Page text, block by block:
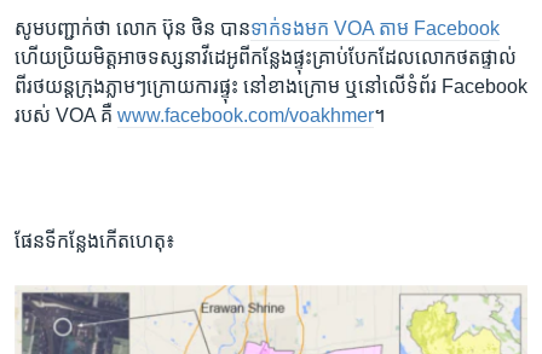
សូម​បញ្ជាក់​ថា លោក ប៊ុន ថិន បាន​ទាក់ទង​មក VOA តាម​ Facebook
ហើយ​ប្រិយមិត្ត​អាច​ទស្សនា​វីដេអូពីកន្លែង​ផ្ទុះ​គ្រាប់​បែកដែល​លោក​ថតផ្ទាល់​
ពី​រថយន្ត​ក្រុង​ភ្លាមៗ​ក្រោយ​ការ​ផ្ទុះ នៅ​ខាង​ក្រោម​ ឬនៅ​លើ​ទំព័រ Facebook
របស់​ VOA គឺ www.facebook.com/voakhmer។
ផែនទី​កន្លែង​កើត​ហេតុ៖